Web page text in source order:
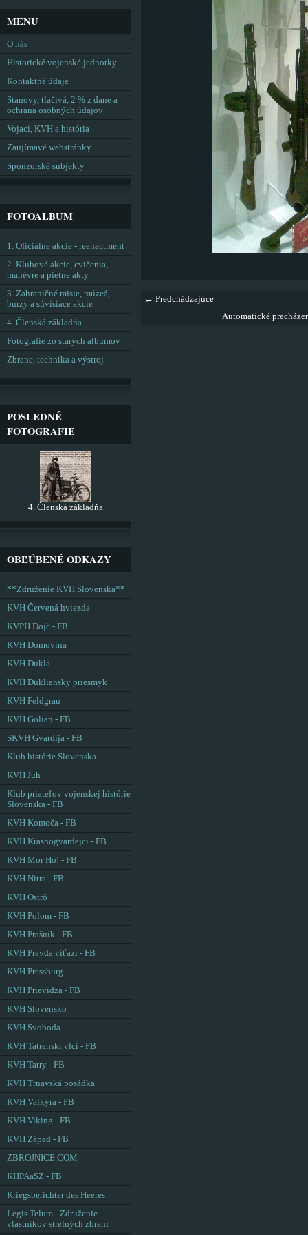
← Predchádzajúce
Automatické
MENU
O nás
Historické vojenské jednotky
Kontaktné údaje
Stanovy, tlačivá, 2 % z dane a
ochrana osobných údajov
Vojaci, KVH a história
Zaujímavé webstránky
Sponzorské subjekty
FOTOALBUM
1. Oficiálne akcie - reenactment
2. Klubové akcie, cvičenia,
manévre a pietne akty
3. Zahraničné misie, múzeá,
burzy a súvisiace akcie
4. Členská základňa
Fotografie zo starých albumov
Zbrane, technika a výstroj
POSLEDNÉ
FOTOGRAFIE
4. Členská základňa
OBĽÚBENÉ ODKAZY
**Združenie KVH Slovenska**
KVH Červená hviezda
KVPH Dojč - FB
KVH Domovina
KVH Dukla
KVH Dukliansky priesmyk
KVH Feldgrau
KVH Golian - FB
SKVH Gvardija - FB
Klub histórie Slovenska
KVH Juh
Klub priateľov vojenskej histórie
Slovenska - FB
KVH Komoča - FB
KVH Krasnogvardejci - FB
KVH Mor Ho! - FB
KVH Nitra - FB
KVH Ostrô
KVH Polom - FB
KVH Prašník - FB
KVH Pravda víťazí - FB
KVH Pressburg
KVH Prievidza - FB
KVH Slovensko
KVH Svoboda
KVH Tatranskí vlci - FB
KVH Tatry - FB
KVH Trnavská posádka
KVH Valkýra - FB
KVH Viking - FB
KVH Západ - FB
ZBROJNICE.COM
KHPAaSZ - FB
Kriegsberichter des Heeres
Legis Telum - Združenie
vlastníkov strelných zbraní